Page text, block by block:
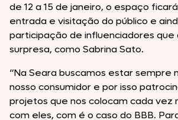
de 12 a 15 de janeiro, o espaço
entrada e visitação do público e
participação de influenciadores
surpresa, como Sabrina Sato.
“Na Seara buscamos estar sempre
nosso consumidor e por isso
projetos que nos colocam cada vez
com eles, com é o caso do BBB.